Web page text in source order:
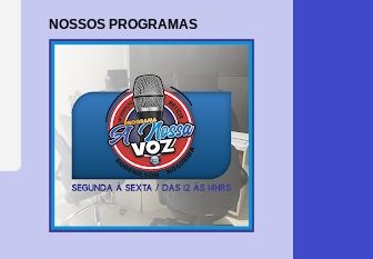
NOSSOS PROGRAMAS